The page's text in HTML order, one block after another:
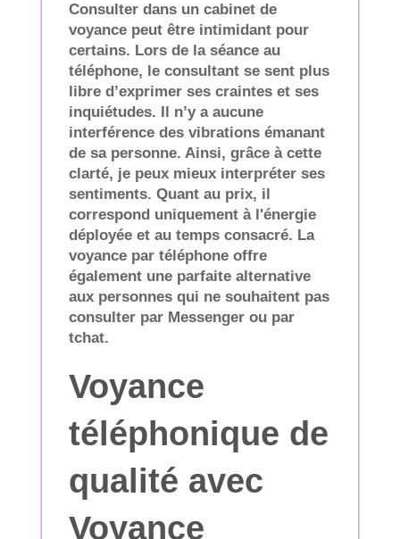
Consulter dans un cabinet de
voyance peut être intimidant pour
certains. Lors de la séance au
téléphone, le consultant se sent plus
libre d’exprimer ses craintes et ses
inquiétudes. Il n’y a aucune
interférence des vibrations émanant
de sa personne. Ainsi, grâce à cette
clarté, je peux mieux interpréter ses
sentiments. Quant au prix, il
correspond uniquement à l'énergie
déployée et au temps consacré. La
voyance par téléphone offre
également une parfaite alternative
aux personnes qui ne souhaitent pas
consulter par Messenger ou par
tchat.
Voyance
téléphonique de
qualité avec
Voyance